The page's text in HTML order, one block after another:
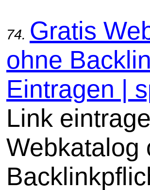
74. Gratis
ohne
Eintragen |
Link
Webkatalog